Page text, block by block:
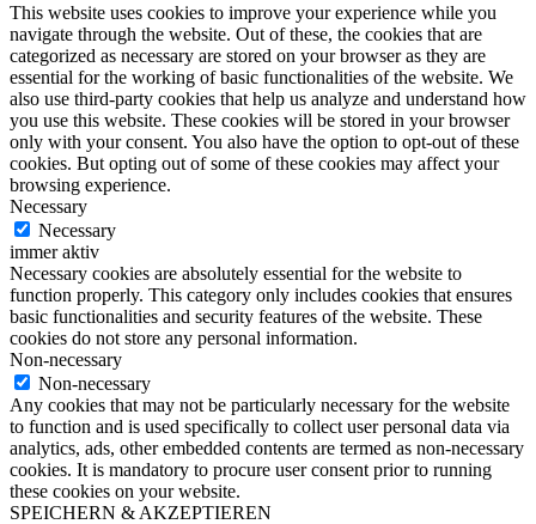
This website uses cookies to improve your experience while you
navigate through the website. Out of these, the cookies that are
categorized as necessary are stored on your browser as they are
essential for the working of basic functionalities of the website. We
also use third-party cookies that help us analyze and understand how
you use this website. These cookies will be stored in your browser
only with your consent. You also have the option to opt-out of these
cookies. But opting out of some of these cookies may affect your
browsing experience.
Necessary
Necessary
immer aktiv
Necessary cookies are absolutely essential for the website to
function properly. This category only includes cookies that ensures
basic functionalities and security features of the website. These
cookies do not store any personal information.
Non-necessary
Non-necessary
Any cookies that may not be particularly necessary for the website
to function and is used specifically to collect user personal data via
analytics, ads, other embedded contents are termed as non-necessary
cookies. It is mandatory to procure user consent prior to running
these cookies on your website.
SPEICHERN & AKZEPTIEREN